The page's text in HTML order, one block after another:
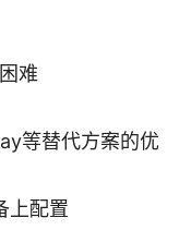
难
等替代方案的优
上配置